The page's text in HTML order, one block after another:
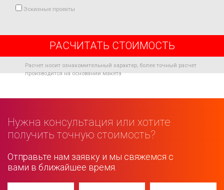
Эскизные проекты
РАСЧИТАТЬ СТОИМОСТЬ
Расчет носит ознакомительный характер, более точный расчет
производится на основании макета
Нужна консультация или хотите
получить точную стоимость?
Отправьте нам заявку и мы свяжемся с
вами в ближайшее время.